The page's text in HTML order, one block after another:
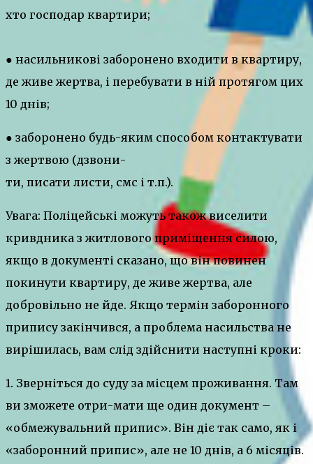
хто господар квартири;
● насильникові заборонено входити в квартиру,
де живе жертва, і перебувати в ній протягом цих
10 днів;
● заборонено будь-яким способом контактувати
з жертвою (дзвони-
ти, писати листи, смс і т.п.).
Увага: Поліцейські можуть також виселити
кривдника з житлового приміщення силою,
якщо в документі сказано, що він повинен
покинути квартиру, де живе жертва, але
добровільно не йде. Якщо термін заборонного
припису закінчився, а проблема насильства не
вирішилась, вам слід здійснити наступні кроки:
1. Зверніться до суду за місцем проживання. Там
ви зможете отри-мати ще один документ –
«обмежувальний припис». Він діє так само, як і
«заборонний припис», але не 10 днів, а 6 місяців.